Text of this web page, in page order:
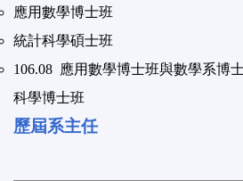
應用數學博士班
統計科學碩士班
106.08 應用數學博士班與數學系博
科學博士班
歷屆系主任